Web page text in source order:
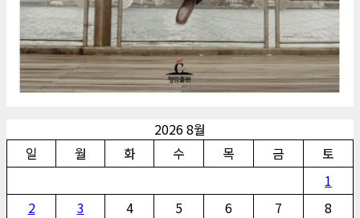
2026 8월
일
월 화 수 목 금
토
1
2
3 4 5 6 7
8